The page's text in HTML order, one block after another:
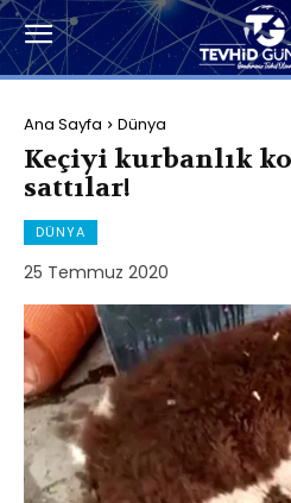
Ana Sayfa Dünya
Keçiyi kurbanlık
sattılar!
DÜNYA
25 Temmuz 2020